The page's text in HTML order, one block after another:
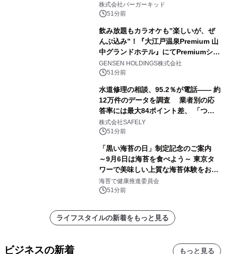
株式会社バーガーキッド
51分前
飲み放題もカラオケも”楽しいが、ぜ
んぶ込み”！『大江戸温泉Premium 山
中グランドホテル』にてPremiumシリ
ーズ初のオールインクルーシブ導入
GENSEN HOLDINGS株式会社
51分前
水道修理の相談、95.2％が電話―― 約
12万件のデータを調査 業者別の応
答率には最大84ポイント差、 「つな
がりやすさ」も選定基準に
株式会社SAFELY
51分前
「黒い海苔の日」制定記念のご案内
～9月6日は海苔を食べよう～ 東京タ
ワーで美味しい上質な海苔体験をお届
けします！
海苔で健康推進委員会
51分前
ライフスタイルの新着をもっと見る
ビジネスの新着 もっと見る